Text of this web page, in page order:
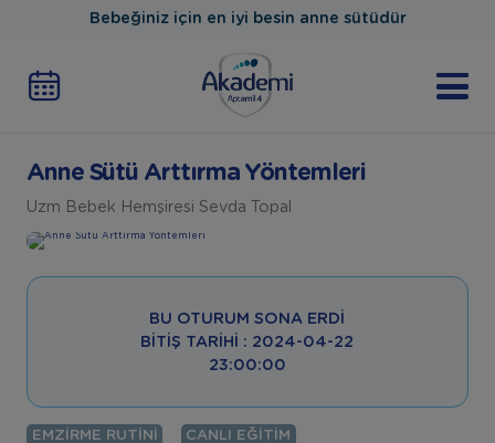
Bebeğiniz için en iyi besin anne sütüdür
Anne Sütü Arttırma Yöntemleri
Uzm Bebek Hemşiresi Sevda Topal
BU OTURUM SONA ERDI
BITIŞ TARIHI : 2024-04-22
23:00:00
EMZIRME RUTINI CANLI EĞITIM